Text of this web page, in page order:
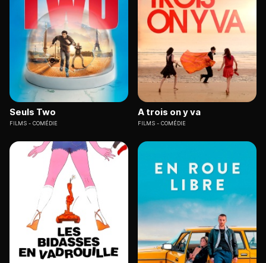
Seuls Two
FILMS COMÉDIE
A trois on y va
FILMS COMÉDIE